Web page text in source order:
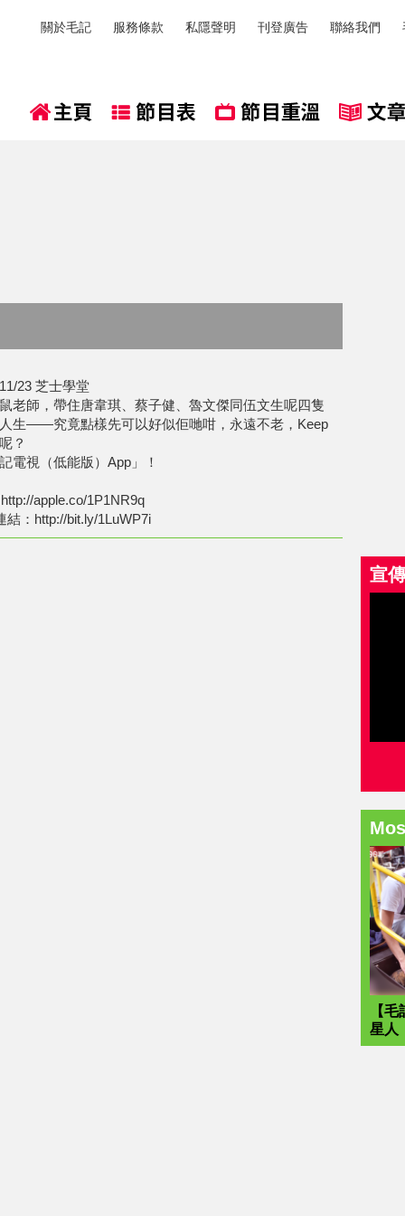
關於毛記 服務條款 私隱聲明 刊登廣告 聯絡我們
23 芝士學堂
老師，帶住唐韋琪、蔡子健、魯文傑同伍文生呢四隻
生——究竟點樣先可以好似佢哋咁，永遠不老，Keep
？
電視（低能版）App」！
apple.co/1P1NR9q
結：http://bit.ly/1LuWP7i
宣
【
星人